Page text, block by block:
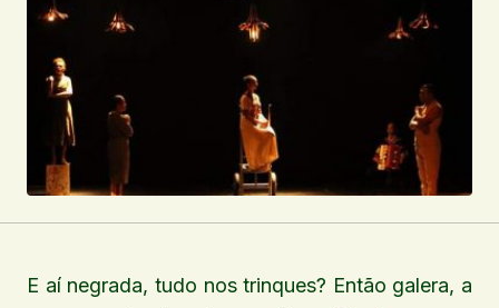
E aí negrada, tudo nos trinques? Então galera, a